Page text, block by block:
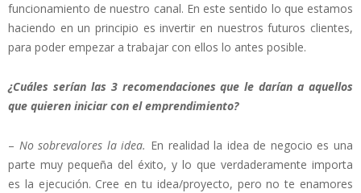
funcionamiento de nuestro canal. En este sentido lo que estamos
haciendo en un principio es invertir en nuestros futuros clientes,
para poder empezar a trabajar con ellos lo antes posible.
¿Cuáles serían las 3 recomendaciones que le darían a aquellos
que quieren iniciar con el emprendimiento?
– No sobrevalores la idea. En realidad la idea de negocio es una
parte muy pequeña del éxito, y lo que verdaderamente importa
es la ejecución. Cree en tu idea/proyecto, pero no te enamores